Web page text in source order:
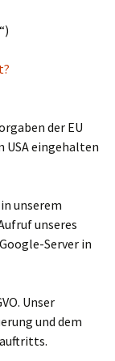
der EU
USA eingehalten
unserem
unseres
Server in
Unser
und dem